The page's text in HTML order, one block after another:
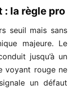
la règle pro
seuil mais sans
majeure. Le
jusqu’à un
voyant rouge ne
un défaut